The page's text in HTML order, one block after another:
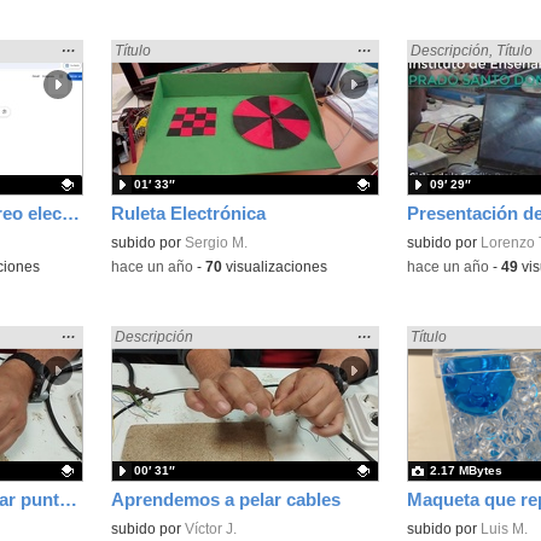
Tutorial enviar un correo electrónico y adjuntar foto
Mostrar
la
ubicación
búsqueda
…
Ruleta Electrónica
Encontrado «Electrónica» en:
Título
Mostrar
la
ubicación
de la
búsqueda
…
Contenido educativo.
subido por Sergio M.
01′ 33″
-hace un año- 70visualizaciones
Encontrado
Descripción Título
Contenido
subido por Lorenzo
09′ 29″
-hace un año- 49
Aprendemos a preparar puntas de cables que garanticen buena conexión
Mostrar
la
ubicación
de la
búsqueda
…
Aprendemos a pelar cables
Encontrado «Electrónica» en:
Descripción
Mostrar
la
ubicación
de la
búsqueda
…
Contenido educativo.
subido por Víctor J.
00′ 31″
Encontrado
Título
Contenido educativo.
subido por Luis M.
2.17 MBytes